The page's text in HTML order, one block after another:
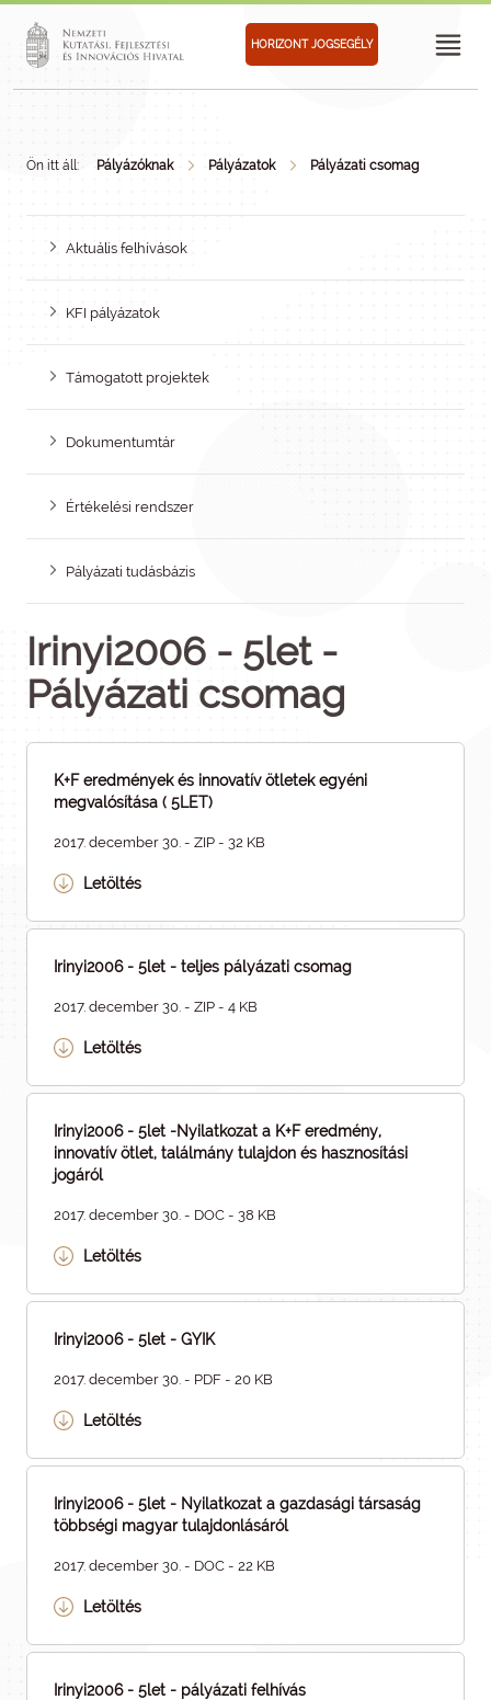
HORIZONT JOGSEGÉLY
Ön itt áll: Pályázóknak Pályázatok Pályázati csomag
Aktuális felhívások
KFI pályázatok
Támogatott projektek
Dokumentumtár
Értékelési rendszer
Pályázati tudásbázis
Irinyi2006 - 5let -
Pályázati csomag
K+F eredmények és innovatív ötletek egyéni
megvalósítása ( 5LET)
2017. december 30. - ZIP - 32 KB
Letöltés
Irinyi2006 - 5let - teljes pályázati csomag
2017. december 30. - ZIP - 4 KB
Letöltés
Irinyi2006 - 5let -Nyilatkozat a K+F eredmény,
innovatív ötlet, találmány tulajdon és hasznosítási
jogáról
2017. december 30. - DOC - 38 KB
Letöltés
Irinyi2006 - 5let - GYIK
2017. december 30. - PDF - 20 KB
Letöltés
Irinyi2006 - 5let - Nyilatkozat a gazdasági társaság
többségi magyar tulajdonlásáról
2017. december 30. - DOC - 22 KB
Letöltés
Irinyi2006 - 5let - pályázati felhívás